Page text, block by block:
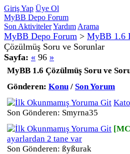
Giriş Yap Üye Ol
MyBB Depo Forum
Son AktivitelerYardım Arama
MyBB Depo Forum > MyBB 1.6
Çözülmüş Soru ve Sorunlar
Sayfa: « 96 »
MyBB 1.6 Çözülmüş Soru ve
Gönderen: Konu / Son Yorum
Son Gönderen: Smyrna35
ayarlardan 2 tane var
Son Gönderen: ßyßurak